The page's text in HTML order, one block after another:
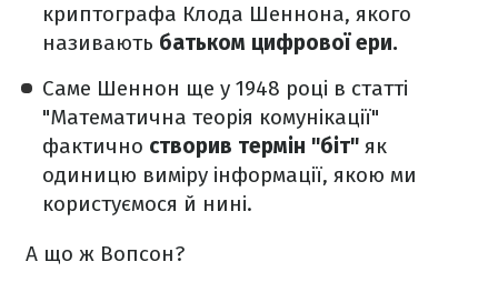
криптографа Клода Шеннона, якого
називають батьком цифрової ери.
Саме Шеннон ще у 1948 році в статті
"Математична теорія комунікації"
фактично створив термін "біт" як
одиницю виміру інформації, якою ми
користуємося й нині.
А що ж Вопсон?